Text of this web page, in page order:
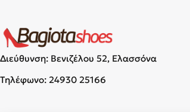
Διεύθυνση: Βενιζέλου 52, Ελασσόνα
Τηλέφωνο: 24930 25166